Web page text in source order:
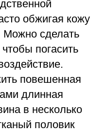
обжигая кожу
Можно сделать
погасить
повешенная
длинная
в несколько
половик